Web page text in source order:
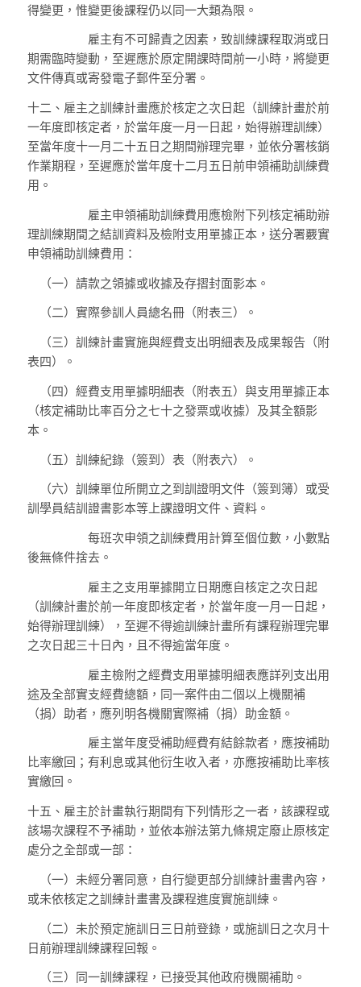
得變更，惟變更後課程仍以同一大類為限。
雇主有不可歸責之因素，致訓練課程取消或日
期需臨時變動，至遲應於原定開課時間前一小時，將變更
文件傳真或寄發電子郵件至分署。
十二、 雇主之訓練計畫應於核定之次日起（訓練計畫於前
一年度即核定者，於當年度一月一日起，始得辦理訓練）
至當年度十一月二十五日之期間辦理完畢，並依分署核銷
作業期程，至遲應於當年度十二月五日前申領補助訓練費
用。
雇主申領補助訓練費用應檢附下列核定補助辦
理訓練期間之結訓資料及檢附支用單據正本，送分署覈實
申領補助訓練費用：
（一） 請款之領據或收據及存摺封面影本。
（二） 實際參訓人員總名冊（附表三）。
（三） 訓練計畫實施與經費支出明細表及成果報告（附
表四）。
（四） 經費支用單據明細表（附表五）與支用單據正本
（核定補助比率百分之七十之發票或收據）及其全額影
本。
（五） 訓練紀錄（簽到）表（附表六）。
（六） 訓練單位所開立之到訓證明文件（簽到簿）或受
訓學員結訓證書影本等上課證明文件、資料。
每班次申領之訓練費用計算至個位數，小數點
後無條件捨去。
雇主之支用單據開立日期應自核定之次日起
（訓練計畫於前一年度即核定者，於當年度一月一日起，
始得辦理訓練），至遲不得逾訓練計畫所有課程辦理完畢
之次日起三十日內，且不得逾當年度。
雇主檢附之經費支用單據明細表應詳列支出用
途及全部實支經費總額，同一案件由二個以上機關補
（捐）助者，應列明各機關實際補（捐）助金額。
雇主當年度受補助經費有結餘款者，應按補助
比率繳回；有利息或其他衍生收入者，亦應按補助比率核
實繳回。
十五、 雇主於計畫執行期間有下列情形之一者，該課程或
該場次課程不予補助，並依本辦法第九條規定廢止原核定
處分之全部或一部：
（一） 未經分署同意，自行變更部分訓練計畫書內容，
或未依核定之訓練計畫書及課程進度實施訓練。
（二） 未於預定施訓日三日前登錄，或施訓日之次月十
日前辦理訓練課程回報。
（三） 同一訓練課程，已接受其他政府機關補助。